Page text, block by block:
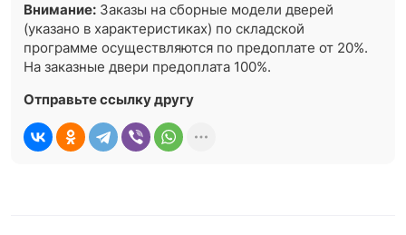
Внимание: Заказы на сборные модели дверей
(указано в характеристиках) по складской
программе осуществляются по предоплате от 20%.
На заказные двери предоплата 100%.
Отправьте ссылку другу